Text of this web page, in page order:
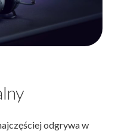
odgrywa w